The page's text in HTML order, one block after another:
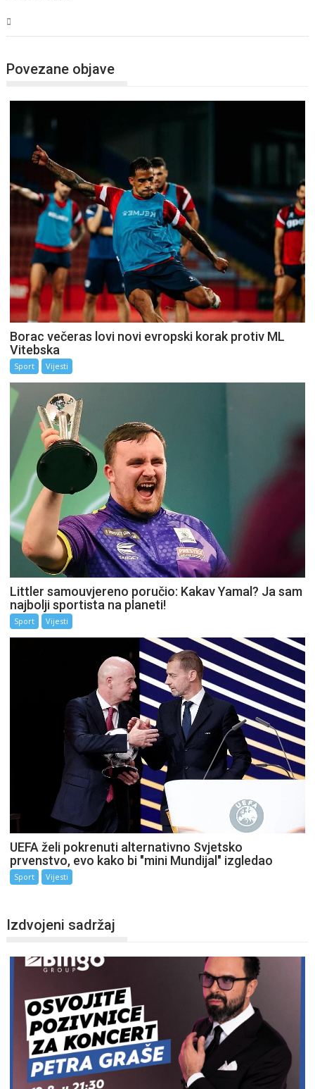
Povezane objave
Borac večeras lovi novi evropski korak protiv ML
Vitebska
Sport Vijesti
Littler samouvjereno poručio: Kakav Yamal? Ja sam
najbolji sportista na planeti!
Sport Vijesti
UEFA želi pokrenuti alternativno Svjetsko
prvenstvo, evo kako bi "mini Mundijal" izgledao
Sport Vijesti
Izdvojeni sadržaj